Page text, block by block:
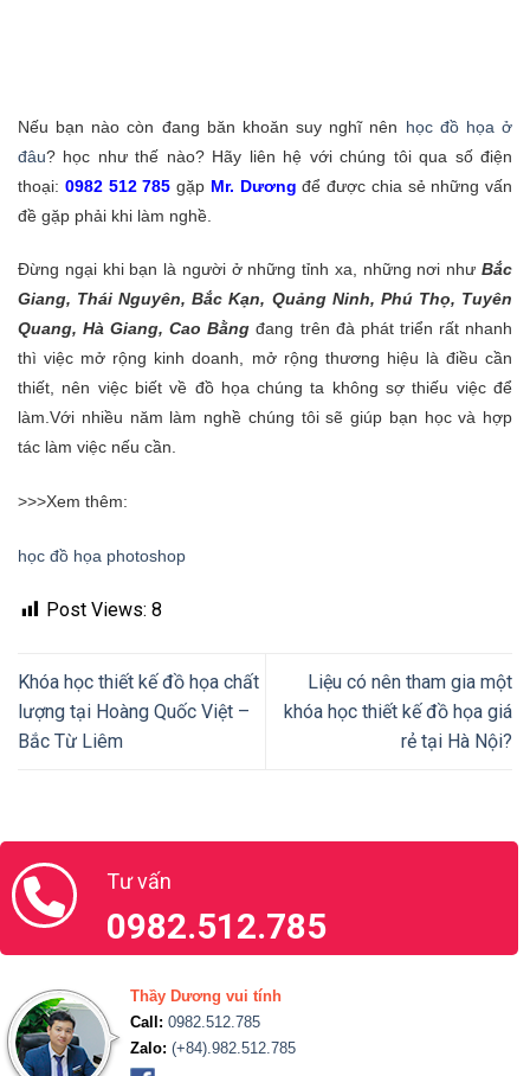
Nếu bạn nào còn đang băn khoăn suy nghĩ nên học đồ họa ở
đâu? học như thế nào? Hãy liên hệ với chúng tôi qua số điện
thoại: 0982 512 785 gặp Mr. Dương để được chia sẻ những vấn
đề gặp phải khi làm nghề.
Đừng ngại khi bạn là người ở những tỉnh xa, những nơi như Bắc
Giang, Thái Nguyên, Bắc Kạn, Quảng Ninh, Phú Thọ, Tuyên
Quang, Hà Giang, Cao Bằng đang trên đà phát triển rất nhanh
thì việc mở rộng kinh doanh, mở rộng thương hiệu là điều cần
thiết, nên việc biết về đồ họa chúng ta không sợ thiếu việc để
làm.Với nhiều năm làm nghề chúng tôi sẽ giúp bạn học và hợp
tác làm việc nếu cần.
>>>Xem thêm:
học đồ họa photoshop
Post Views: 8
Khóa học thiết kế đồ họa chất
lượng tại Hoàng Quốc Việt –
Bắc Từ Liêm
Liệu có nên tham gia một
khóa học thiết kế đồ họa giá
rẻ tại Hà Nội?
Tư vấn
0982.512.785
Thầy Dương vui tính
Call: 0982.512.785
Zalo: (+84).982.512.785